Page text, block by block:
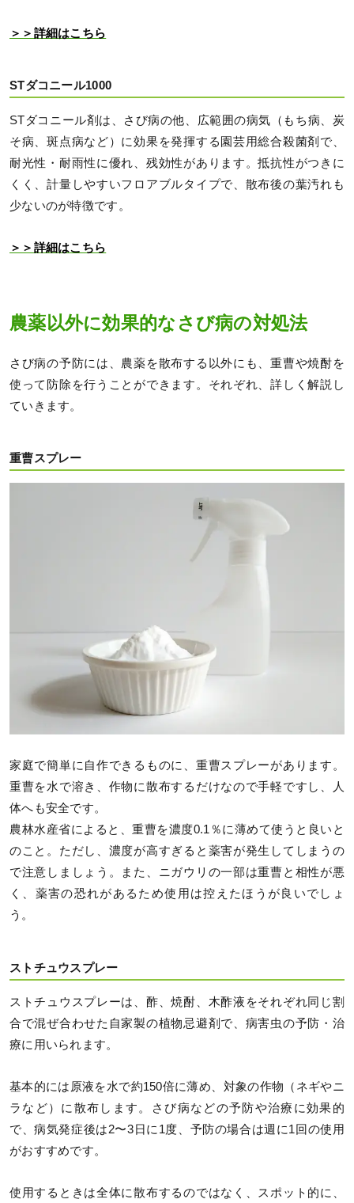
＞＞詳細はこちら
STダコニール1000
STダコニール剤は、さび病の他、広範囲の病気（もち病、炭
そ病、斑点病など）に効果を発揮する園芸用総合殺菌剤で、
耐光性・耐雨性に優れ、残効性があります。抵抗性がつきに
くく、計量しやすいフロアブルタイプで、散布後の葉汚れも
少ないのが特徴です。
＞＞詳細はこちら
農薬以外に効果的なさび病の対処法
さび病の予防には、農薬を散布する以外にも、重曹や焼酎を
使って防除を行うことができます。それぞれ、詳しく解説し
ていきます。
重曹スプレー
家庭で簡単に自作できるものに、重曹スプレーがあります。
重曹を水で溶き、作物に散布するだけなので手軽ですし、人
体へも安全です。
農林水産省によると、重曹を濃度0.1％に薄めて使うと良いと
のこと。ただし、濃度が高すぎると薬害が発生してしまうの
で注意しましょう。また、ニガウリの一部は重曹と相性が悪
く、薬害の恐れがあるため使用は控えたほうが良いでしょ
う。
ストチュウスプレー
ストチュウスプレーは、酢、焼酎、木酢液をそれぞれ同じ割
合で混ぜ合わせた自家製の植物忌避剤で、病害虫の予防・治
療に用いられます。
基本的には原液を水で約150倍に薄め、対象の作物（ネギやニ
ラなど）に散布します。さび病などの予防や治療に効果的
で、病気発症後は2〜3日に1度、予防の場合は週に1回の使用
がおすすめです。
使用するときは全体に散布するのではなく、スポット的に、